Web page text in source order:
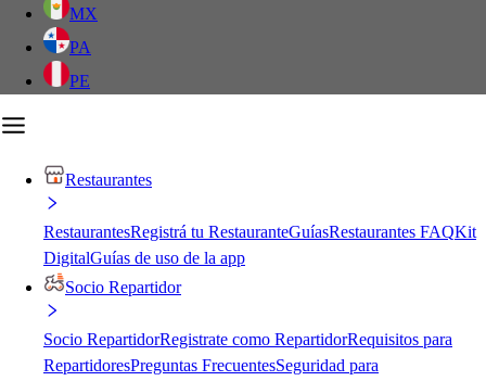
MX
PA
PE
Restaurantes
RestaurantesRegistrá tu RestauranteGuíasRestaurantes FAQKit
DigitalGuías de uso de la app
Socio Repartidor
Socio RepartidorRegistrate como RepartidorRequisitos para
RepartidoresPreguntas FrecuentesSeguridad para